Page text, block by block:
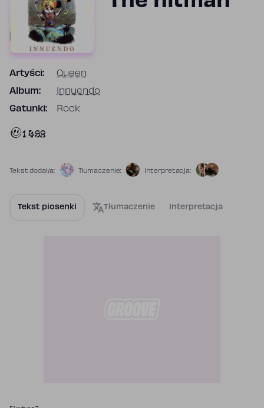
Artyści: Queen
Album: Innuendo
Gatunki: Rock
1 492
Tekst dodał/a: Tłumaczenie: Interpretacja:
Tekst piosenki Tłumaczenie Interpretacja